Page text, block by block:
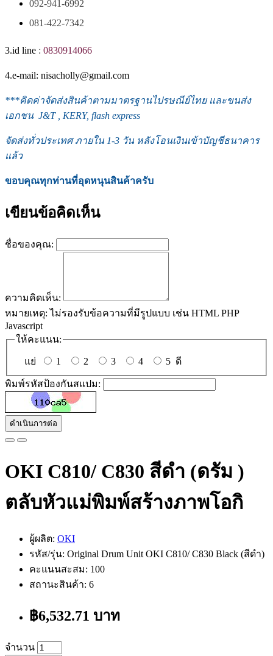
092-941-6992
081-422-7342
3.id line : 0830914066
4.e-mail: nisacholly@gmail.com
***คิดค่าจัดส่งสินค้าตามมาตรฐานไปรษณีย์ไทย และขนส่ง
เอกชน J&T , KERY, flash express
จัดส่งทั่วประเทศ ภายใน 1-3 วัน หลังโอนเงินเข้าบัญชีธนาคาร
แล้ว
ขอบคุณทุกท่านที่อุดหนุนสินค้าครับ
เขียนข้อคิดเห็น
ชื่อของคุณ:
ความคิดเห็น:
หมายเหตุ: ไม่รองรับข้อความที่มีรูปแบบ เช่น HTML PHP
Javascript
ให้คะแนน:
แย่ 1 2 3 4 5 ดี
พิมพ์รหัสป้องกันสแปม:
ดำเนินการต่อ
OKI C810/ C830 สีดำ (ดรัม )
ตลับหัวแม่พิมพ์สร้างภาพโอกิ
ผู้ผลิต: OKI
รหัส/รุ่น: Original Drum Unit OKI C810/ C830 Black (สีดำ)
คะแนนสะสม: 100
สถานะสินค้า: 6
฿6,532.71 บาท
จำนวน